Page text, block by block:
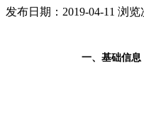
发布日期：2019-04-11 浏览
一、 基础信息